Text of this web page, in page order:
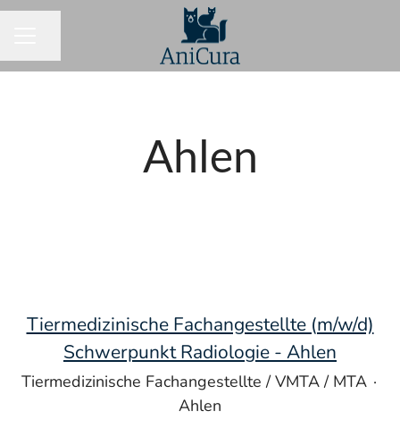
Ahlen
Tiermedizinische Fachangestellte (m/w/d)
Schwerpunkt Radiologie - Ahlen
Tiermedizinische Fachangestellte / VMTA / MTA ·
Ahlen